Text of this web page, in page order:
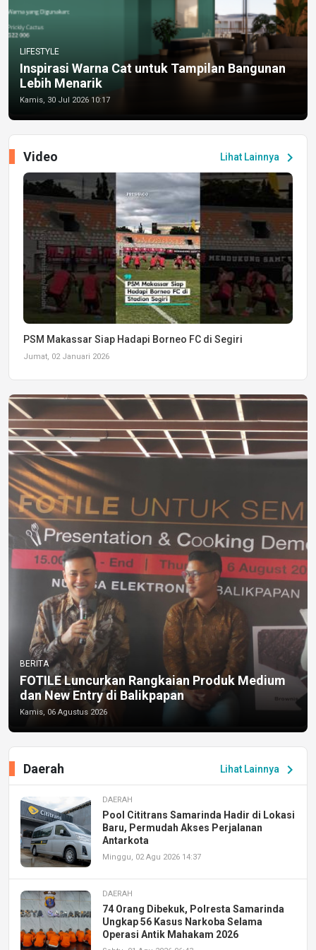
LIFESTYLE
Inspirasi Warna Cat untuk Tampilan Bangunan
Lebih Menarik
Kamis, 30 Jul 2026 10:17
Lihat Lainnya chevron_right
Video
PSM Makassar Siap Hadapi Borneo FC di Segiri
Jumat, 02 Januari 2026
BERITA
FOTILE Luncurkan Rangkaian Produk Medium
dan New Entry di Balikpapan
Kamis, 06 Agustus 2026
Lihat Lainnya chevron_right
Daerah
DAERAH
Pool Cititrans Samarinda Hadir di Lokasi
Baru, Permudah Akses Perjalanan
Antarkota
Minggu, 02 Agu 2026 14:37
DAERAH
74 Orang Dibekuk, Polresta Samarinda
Ungkap 56 Kasus Narkoba Selama
Operasi Antik Mahakam 2026